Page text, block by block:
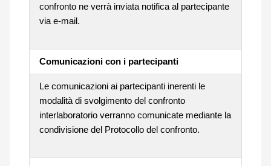
confronto ne verrà inviata notifica al partecipante
via e-mail.
Comunicazioni con i partecipanti
Le comunicazioni ai partecipanti inerenti le
modalità di svolgimento del confronto
interlaboratorio verranno comunicate mediante la
condivisione del Protocollo del confronto.